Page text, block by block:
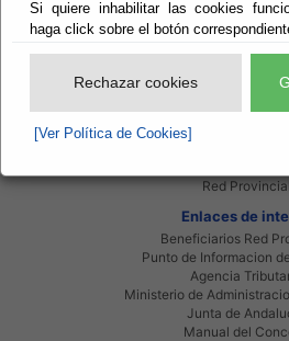
Si quiere inhabilitar las cookies
haga click sobre el botón
Rechazar cookies
[Ver Política de Cookies]
Red
Intranet
Intranet
Intranet
Red
Enlaces de
Beneficiarios Red
Punto de Informacion
Agencia
Ministerio de
Junta de
Manual del